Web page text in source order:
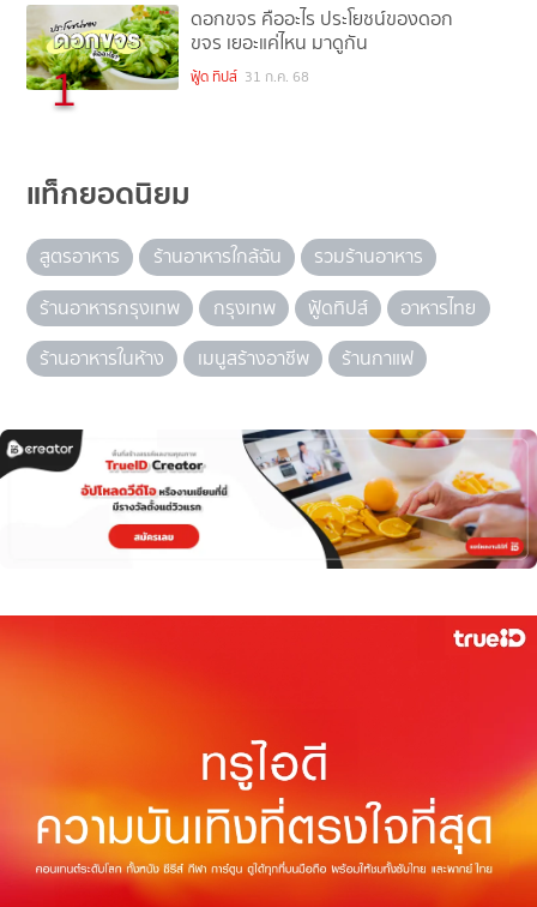
1
ดอกขจร คืออะไร ประโยชน์ของดอก
ขจร เยอะแค่ไหน มาดูกัน
ฟู้ด ทิปส์ 31 ก.ค. 68
แท็กยอดนิยม
สูตรอาหาร ร้านอาหารใกล้ฉัน
รวมร้านอาหาร
ร้านอาหารกรุงเทพ
กรุงเทพ ฟู้ดทิปส์
อาหารไทย
ร้านอาหารในห้าง
เมนูสร้างอาชีพ ร้านกาแฟ